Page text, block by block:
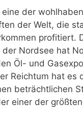
der
der Welt, die
profitiert.
Nordsee hat
Öl- und
Reichtum hat es
beträchtlichen
einer der